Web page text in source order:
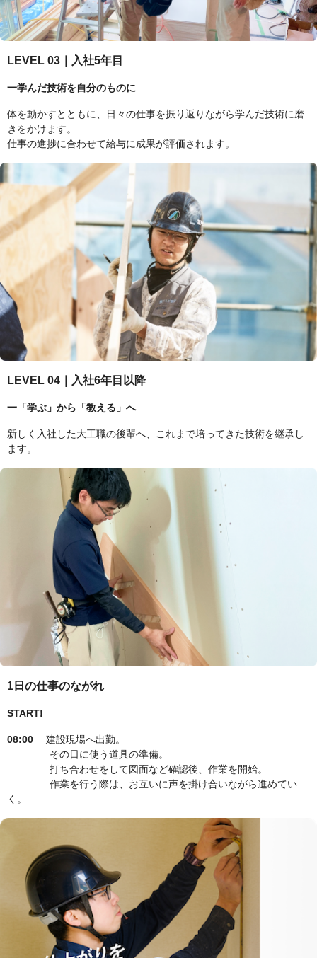
LEVEL 03｜入社5年目
一学んだ技術を自分のものに
体を動かすとともに、日々の仕事を振り返りながら学んだ技術に磨
きをかけます。
仕事の進捗に合わせて給与に成果が評価されます。
LEVEL 04｜入社6年目以降
一「学ぶ」から「教える」へ
新しく入社した大工職の後輩へ、これまで培ってきた技術を継承し
ます。
1日の仕事のながれ
START!
08:00 建設現場へ出勤。
その日に使う道具の準備。
打ち合わせをして図面など確認後、作業を開始。
作業を行う際は、お互いに声を掛け合いながら進めてい
く。